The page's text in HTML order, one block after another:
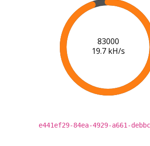
85000
19.8 kH/s
e441ef29-84ea-4929-a661-